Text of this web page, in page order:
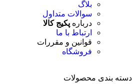
بلاگ
سوالات متداول
درباره پکیج کالا
ارتباط با ما
قوانین و مقررات
فروشگاه
دسته بندی محصولات